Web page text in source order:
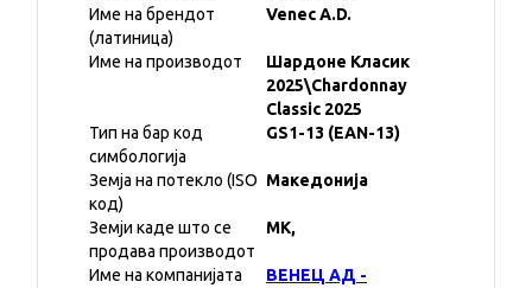
Име на брендот
(латиница)
Venec A.D.
Име на производот
Шардоне Класик
2025\Chardonnay
Classic 2025
Тип на бар код
симбологија
GS1-13 (EAN-13)
Земја на потекло (ISO
код)
Македонија
Земји каде што се
продава производот
MK,
Име на компанијата
ВЕНЕЦ АД -